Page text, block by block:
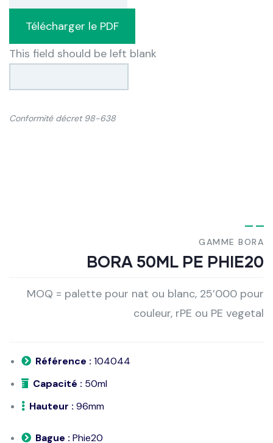
Télécharger le PDF
This field should be left blank
Conformité décret 98-638
GAMME BORA
BORA 50ML PE PHIE20
MOQ = palette pour nat ou blanc, 25’000 pour
couleur, rPE ou PE vegetal
Référence : 104044
Capacité : 50ml
Hauteur : 96mm
Bague : Phie20